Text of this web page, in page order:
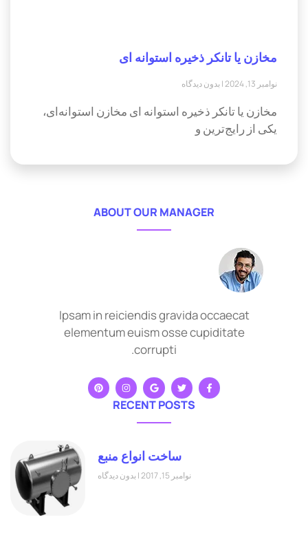
مخازن یا تانکر ذخیره استوانه ای
نوامبر 13, 2024 بدون دیدگاه
مخازن یا تانکر ذخیره استوانه ای مخازن استوانه‌ای،
یکی از رایج‌ترین و
ABOUT OUR MANAGER
Ipsam in reiciendis gravida occaecat
elementum euism osse cupiditate
corrupti.
RECENT POSTS
ساخت انواع منبع
نوامبر 15, 2017 بدون دیدگاه